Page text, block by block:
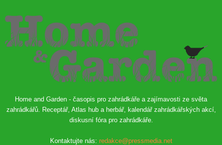
Home and Garden - časopis pro zahrádkáře a zajímavosti ze světa
zahrádkářů. Receptář, Atlas hub a herbář, kalendář zahrádkářských akcí,
diskusní fóra pro zahrádkáře.
Kontaktujte nás: redakce@pressmedia.net